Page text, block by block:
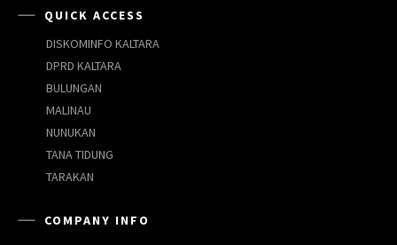
QUICK ACCESS
DISKOMINFO KALTARA
DPRD KALTARA
BULUNGAN
MALINAU
NUNUKAN
TANA TIDUNG
TARAKAN
COMPANY INFO